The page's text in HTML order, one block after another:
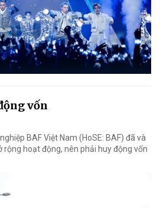
vốn
BAF Việt Nam (HoSE: BAF) đã và
hoạt động, nên phải huy động vốn